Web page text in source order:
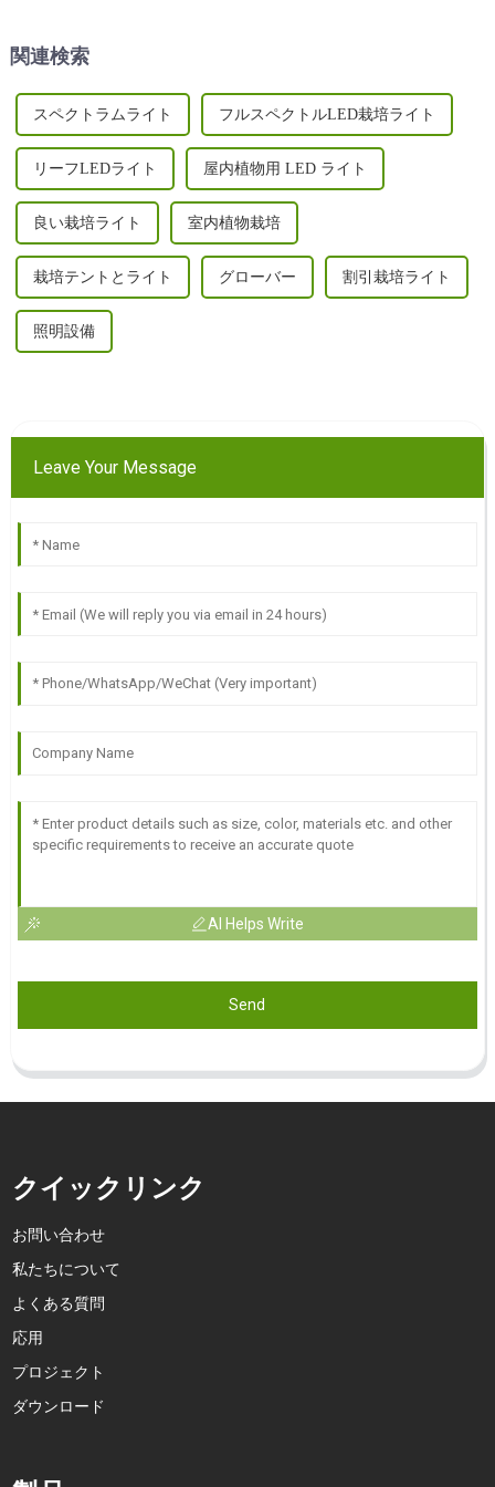
関連検索
スペクトラムライト フルスペクトルLED栽培ライト
リーフLEDライト 屋内植物用 LED ライト
良い栽培ライト 室内植物栽培
栽培テントとライト グローバー 割引栽培ライト
照明設備
Leave Your Message
AI Helps Write
Send
クイックリンク
お問い合わせ
私たちについて
よくある質問
応用
プロジェクト
ダウンロード